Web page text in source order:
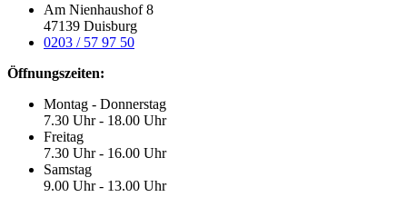
Am Nienhaushof 8
47139 Duisburg
0203 / 57 97 50
Öffnungszeiten:
Montag - Donnerstag
7.30 Uhr - 18.00 Uhr
Freitag
7.30 Uhr - 16.00 Uhr
Samstag
9.00 Uhr - 13.00 Uhr